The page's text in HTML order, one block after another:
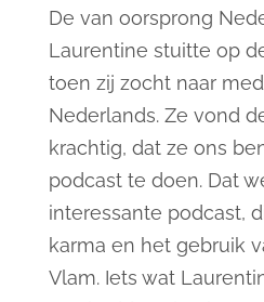
De van oorsprong
Laurentine stuitte op
toen zij zocht naar
Nederlands. Ze vond
krachtig, dat ze ons
podcast te doen. Dat
interessante podcast,
karma en het gebruik
Vlam. Iets wat